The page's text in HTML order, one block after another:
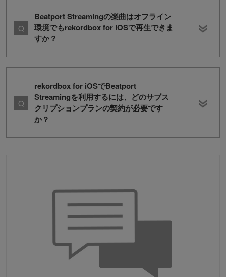
Beatport Streamingの楽曲はオフライン
環境でもrekordbox for iOSで再生できま
すか？
rekordbox for iOSでBeatport
Streamingを利用するには、どのサブス
クリプションプランの契約が必要です
か？